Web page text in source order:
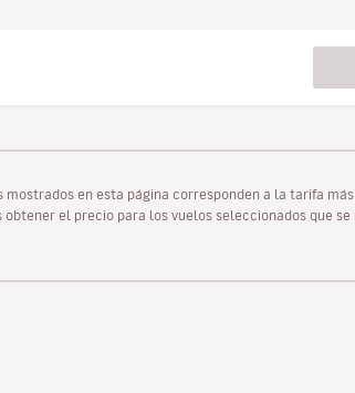
en esta página corresponden a la tarifa
el precio para los vuelos seleccionados que